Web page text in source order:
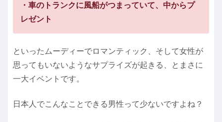
・車のトランクに風船がつまっていて、中からプ
レゼント
といったムーディーでロマンティック、そして女性が
思ってもいないようなサプライズが起きる、とまさに
一大イベントです。
日本人でこんなことできる男性って少ないですよね？